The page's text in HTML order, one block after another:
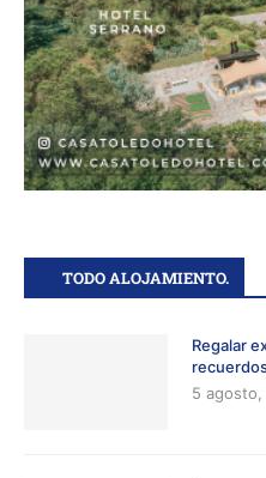
TODO ALOJAMIENTO.
Regalar
5 agosto,